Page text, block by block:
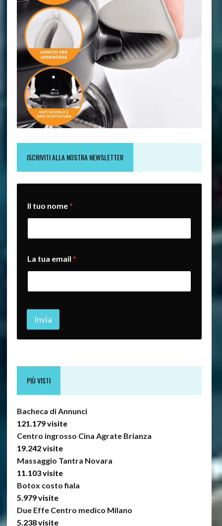
ISCRIVITI ALLA NOSTRA NEWSLETTER
Il tuo nome*
a
L
L
La tua email *
Invia
PIÙ VISTI
Bacheca di Annunci
121.179 visite
Centro ingrosso Cina Agrate Brianza
19.242 visite
Massaggio Tantra Novara
11.103 visite
Botox costo fiala
5.979 visite
Due Effe Centro medico Milano
5.238 visite